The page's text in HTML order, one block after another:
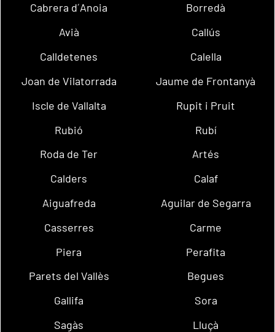
Cabrera d´Anoia
Borredà
Avià
Callús
Calldetenes
Calella
Joan de Vilatorrada
Jaume de Frontanyà
Iscle de Vallalta
Rupit i Pruit
Rubió
Rubí
Roda de Ter
Artés
Calders
Calaf
Aiguafreda
Aguilar de Segarra
Casserres
Carme
Piera
Perafita
Parets del Vallès
Begues
Gallifa
Sora
Sagàs
Lluçà